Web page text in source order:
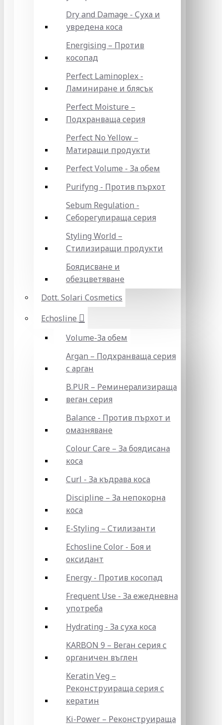
Dry and Damage - Суха и
увредена коса
Energising – Против
косопад
Perfect Laminoplex -
Ламиниране и блясък
Perfect Moisture –
Подхранваща серия
Perfect No Yellow –
Матиращи продукти
Perfect Volume - За обем
Purifyng - Против пърхот
Sebum Regulation -
Себорегулираща серия
Styling World –
Стилизиращи продукти
Боядисване и
обезцветяване
Dott. Solari Cosmetics
Echosline
Volume-За обем
Argan – Подхранваща серия
с арган
B.PUR – Реминерализираща
веган серия
Balance - Против пърхот и
омазняване
Colour Care – За боядисана
коса
Curl - За къдрава коса
Discipline – За непокорна
коса
E-Styling – Стилизанти
Echosline Color - Боя и
оксидант
Energy - Против косопад
Frequent Use - За ежедневна
употреба
Hydrating - За суха коса
KARBON 9 – Веган серия с
органичен въглен
Keratin Veg –
Реконструираща серия с
кератин
Ki-Power – Реконструираща